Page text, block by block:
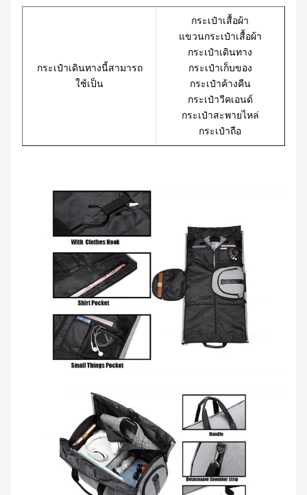
กระเป๋าเดินทางนี้สามารถ
ใช้เป็น
กระเป๋าเสื้อผ้า
แขวนกระเป๋าเสื้อผ้า
กระเป๋าเดินทาง
กระเป๋าเก็บของ
กระเป๋าค้างคืน
กระเป๋าวีคเอนด์
กระเป๋าสะพายไหล่
กระเป๋าถือ